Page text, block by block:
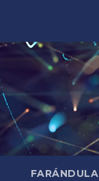
FARÁNDULA